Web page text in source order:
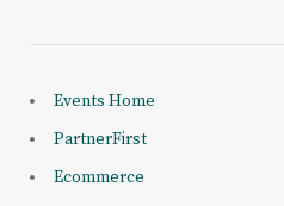
Events Home
PartnerFirst
Ecommerce